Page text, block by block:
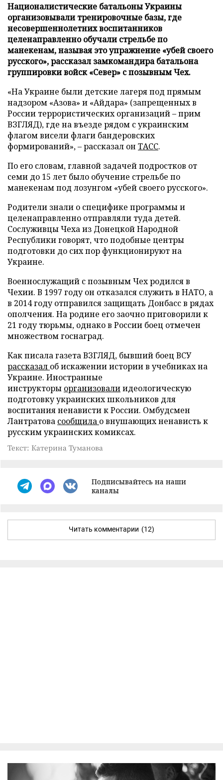
Националистические батальоны Украины
организовывали тренировочные базы, где
несовершеннолетних воспитанников
целенаправленно обучали стрельбе по
манекенам, называя это упражнение «убей своего
русского», рассказал замкомандира батальона
группировки войск «Север» с позывным Чех.
«На Украине были детские лагеря под прямым
надзором «Азова» и «Айдара» (запрещенных в
России террористических организаций – прим
ВЗГЛЯД), где на въезде рядом с украинским
флагом висели флаги бандеровских
формирований», – рассказал он ТАСС.
По его словам, главной задачей подростков от
семи до 15 лет было обучение стрельбе по
манекенам под лозунгом «убей своего русского».
Родители знали о специфике программы и
целенаправленно отправляли туда детей.
Сослуживцы Чеха из Донецкой Народной
Республики говорят, что подобные центры
подготовки до сих пор функционируют на
Украине.
Военнослужащий с позывным Чех родился в
Чехии. В 1997 году он отказался служить в НАТО, а
в 2014 году отправился защищать Донбасс в рядах
ополчения. На родине его заочно приговорили к
21 году тюрьмы, однако в России боец отмечен
множеством госнаград.
Как писала газета ВЗГЛЯД, бывший боец ВСУ
рассказал об искажении истории в учебниках на
Украине. Иностранные
инструкторы организовалиидеологическую
подготовку украинских школьников для
воспитания ненависти к России. Омбудсмен
Лантратова сообщила о внушающих ненависть к
русским украинских комиксах.
Текст: Катерина Туманова
Подписывайтесь на наши
каналы
Читать комментарии (12)